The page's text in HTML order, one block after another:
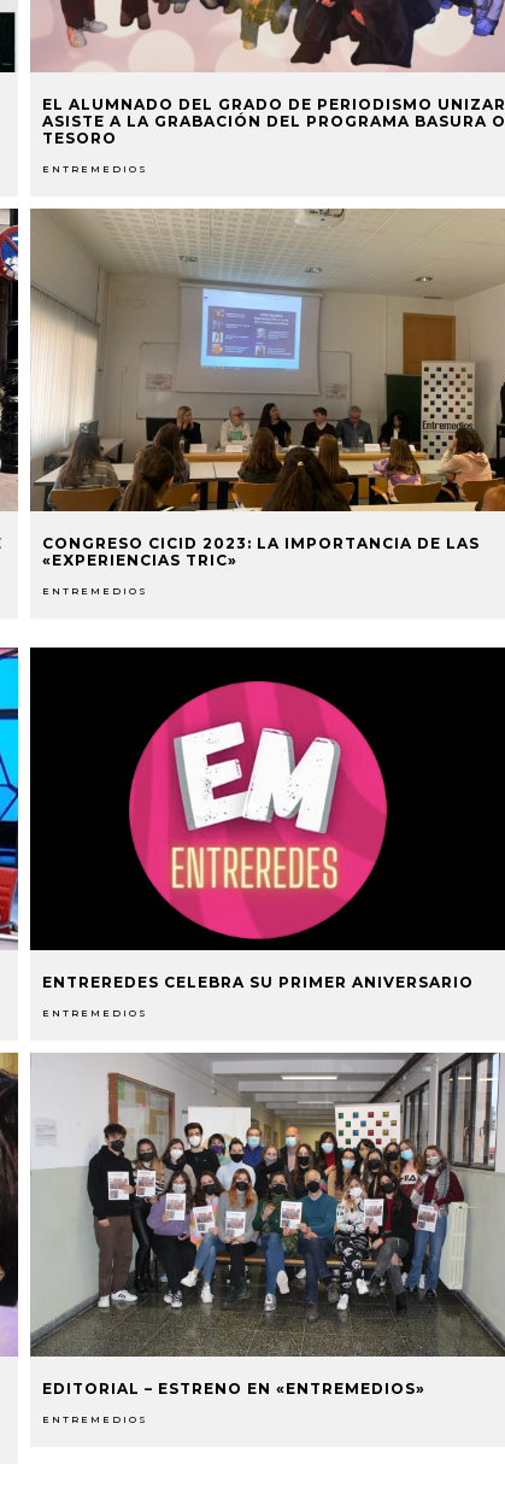
EL ALUMNADO DEL GRADO DE PERIODISMO UNIZAR
ASISTE A LA GRABACIÓN DEL PROGRAMA BASURA O
TESORO
ENTREMEDIOS
CONGRESO CICID 2023: LA IMPORTANCIA DE LAS
«EXPERIENCIAS TRIC»
ENTREMEDIOS
ENTREREDES CELEBRA SU PRIMER ANIVERSARIO
ENTREMEDIOS
EDITORIAL – ESTRENO EN «ENTREMEDIOS»
ENTREMEDIOS